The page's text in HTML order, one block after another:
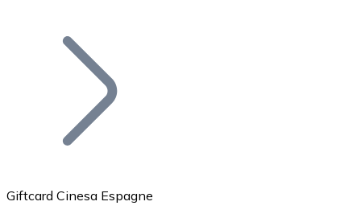
Ajoutez le token de votre projet à notre service
Giftcard Cinesa Espagne